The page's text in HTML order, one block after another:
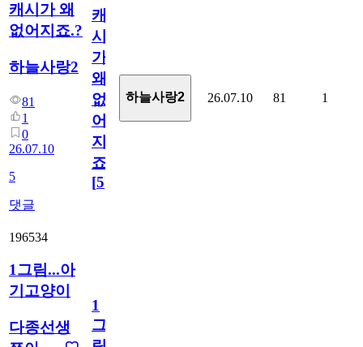
캐시가 왜
없어지죠.?
하늘사랑2
81
1
0
26.07.10
5
댓글
캐
시
가
왜
없
어
지
죠.?
[5]
하늘사랑2 26.07.10 81 1
196534
1그림...아
기고양이
다종선생
1
그